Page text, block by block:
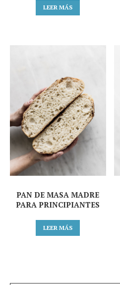
LEER MÁS
PAN DE MASA MADRE
PARA PRINCIPIANTES
LEER MÁS